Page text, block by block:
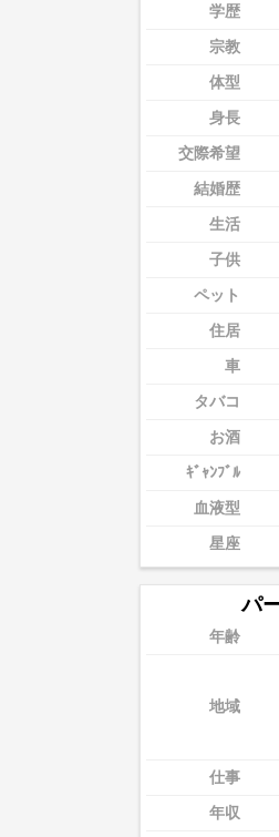
学歴
宗教
体型
身長
交際希望
結婚歴
生活
子供
ペット
住居
車
タバコ
お酒
ｷﾞｬﾝﾌﾞﾙ
血液型
星座
パ
年齢
地域
仕事
年収